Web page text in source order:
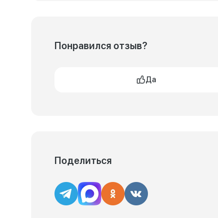
Понравился отзыв?
Да
Поделиться